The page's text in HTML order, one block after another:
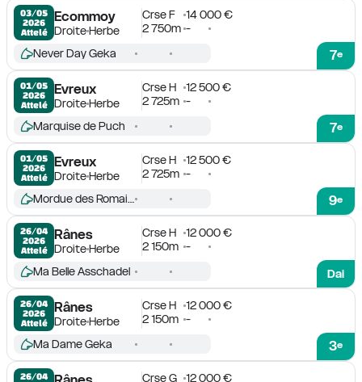
03/05
2026
Attelé
Ecommoy
DroiteHerbe
Crse F
14 000 €
2 750m -
7e
Never Day Geka
01/05
2026
Attelé
Evreux
DroiteHerbe
Crse H
12 500 €
2 725m -
7e
Marquise de Puch
01/05
2026
Attelé
Evreux
DroiteHerbe
Crse H
12 500 €
2 725m -
9e
Mordue des Romains
26/04
2026
Attelé
Rânes
DroiteHerbe
Crse H
12 000 €
2 150m -
Dai
Ma Belle Asschadel
26/04
2026
Attelé
Rânes
DroiteHerbe
Crse H
12 000 €
2 150m -
3e
Ma Dame Geka
26/04
Crse G
12 000 €